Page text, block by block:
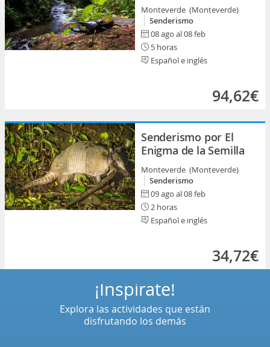
Monteverde (Monteverde)
Senderismo
08 ago al 08 feb
5 horas
Español e inglés
94,62€
Senderismo por El
Enigma de la Semilla
Monteverde (Monteverde)
Senderismo
09 ago al 08 feb
2 horas
Español e inglés
34,72€
¡Inspírate!
Explora las actividades que están
disfrutando los demás